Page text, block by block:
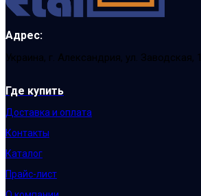
Адрес:
Украина, г. Александрия, ул. Заводская, 1
Где купить
Доставка и оплата
Контакты
Каталог
Прайс-лист